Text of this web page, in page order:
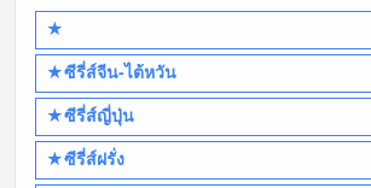
★
★ซีรี่ส์จีน-ไต้หวัน
★ซีรี่ส์ญี่ปุ่น
★ซีรี่ส์ฝรั่ง